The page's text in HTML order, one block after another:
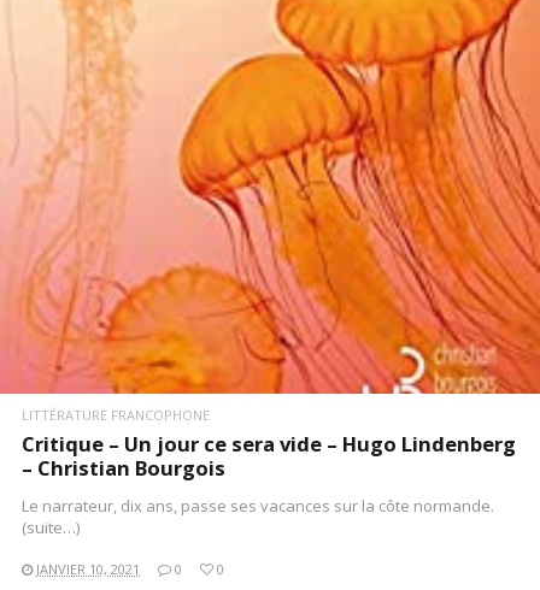
LIRE LA SUITE
LITTÉRATURE FRANCOPHONE
Critique – Un jour ce sera vide – Hugo Lindenberg
– Christian Bourgois
Le narrateur, dix ans, passe ses vacances sur la côte normande.
(suite…)
JANVIER 10, 2021 0 0